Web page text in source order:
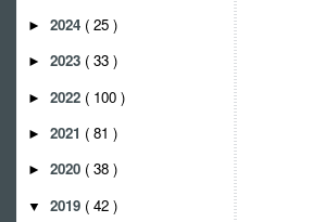
► 2024 ( 25 )
► 2023 ( 33 )
► 2022 ( 100 )
► 2021 ( 81 )
► 2020 ( 38 )
▼ 2019 ( 42 )